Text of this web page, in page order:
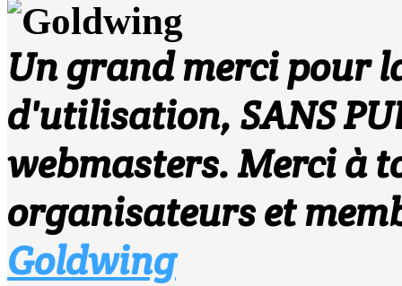
Un grand merci pour
d'utilisation, SANS
webmasters. Merci à
organisateurs et
Goldwing